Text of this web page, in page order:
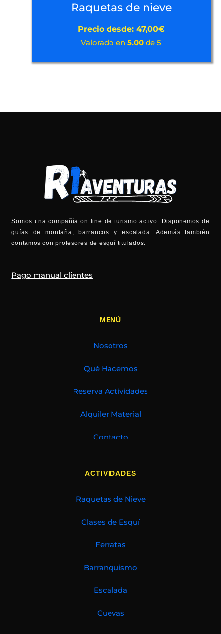
Raquetas de nieve
Precio desde: 47,00€
Valorado en5.00 de 5
Somos una compañía on line de turismo activo. Disponemos de
guías de montaña, barrancos y escalada. Además también
contamos con profesores de esquí titulados.
Pago manual clientes
MENÚ
Nosotros
Qué Hacemos
Reserva Actividades
Alquiler Material
Contacto
ACTIVIDADES
Raquetas de Nieve
Clases de Esquí
Ferratas
Barranquismo
Escalada
Cuevas